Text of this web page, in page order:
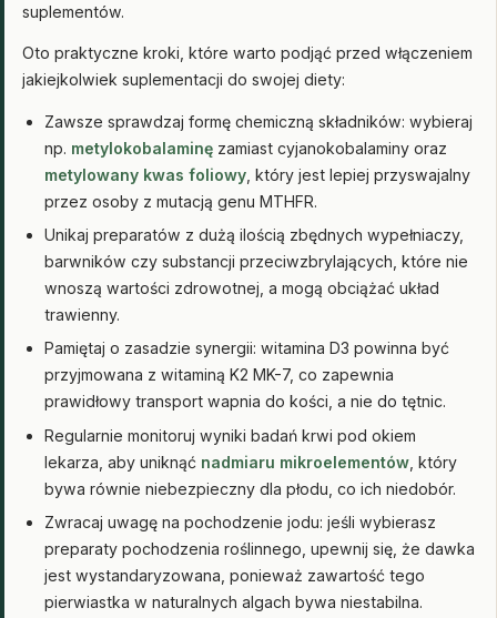
suplementów.
Oto praktyczne kroki, które warto podjąć przed włączeniem
jakiejkolwiek suplementacji do swojej diety:
Zawsze sprawdzaj formę chemiczną składników: wybieraj
np. metylokobalaminę zamiast cyjanokobalaminy oraz
metylowany kwas foliowy , który jest lepiej przyswajalny
przez osoby z mutacją genu MTHFR.
Unikaj preparatów z dużą ilością zbędnych wypełniaczy,
barwników czy substancji przeciwzbrylających, które nie
wnoszą wartości zdrowotnej, a mogą obciążać układ
trawienny.
Pamiętaj o zasadzie synergii: witamina D3 powinna być
przyjmowana z witaminą K2 MK-7, co zapewnia
prawidłowy transport wapnia do kości, a nie do tętnic.
Regularnie monitoruj wyniki badań krwi pod okiem
lekarza, aby uniknąć nadmiaru mikroelementów , który
bywa równie niebezpieczny dla płodu, co ich niedobór.
Zwracaj uwagę na pochodzenie jodu: jeśli wybierasz
preparaty pochodzenia roślinnego, upewnij się, że dawka
jest wystandaryzowana, ponieważ zawartość tego
pierwiastka w naturalnych algach bywa niestabilna.